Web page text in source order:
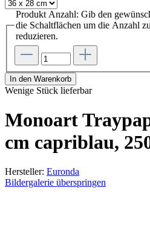
Produkt Anzahl: Gib den
die Schaltflächen um die Anzahl
reduzieren.
In den Warenkorb
Wenige Stück lieferbar
Monoart
cm capriblau,
Hersteller: Euronda
Bildergalerie überspringen